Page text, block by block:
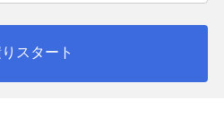
スタート